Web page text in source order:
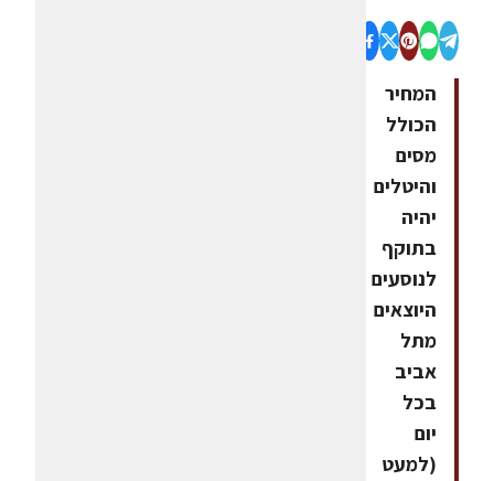
המחיר
הכולל
מסים
והיטלים
יהיה
בתוקף
לנוסעים
היוצאים
מתל
אביב
בכל
יום
(למעט